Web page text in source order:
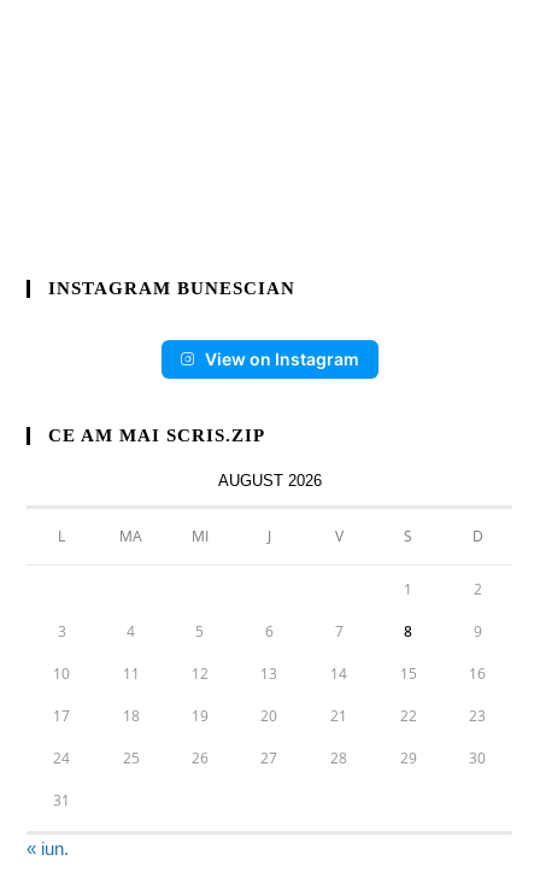
INSTAGRAM BUNESCIAN
View on Instagram
CE AM MAI SCRIS.ZIP
AUGUST 2026
L MA MI J V S D
1 2
3 4 5 6 7 8 9
10 11 12 13 14 15 16
17 18 19 20 21 22 23
24 25 26 27 28 29 30
31
« iun.